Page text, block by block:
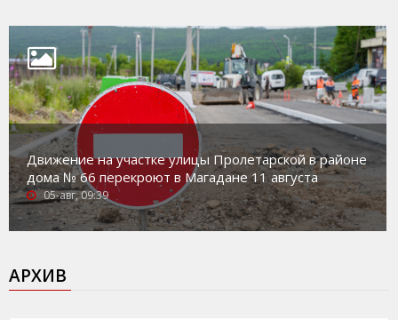
Движение на участке улицы Пролетарской в районе
дома № 66 перекроют в Магадане 11 августа
05-авг, 09:39
АРХИВ